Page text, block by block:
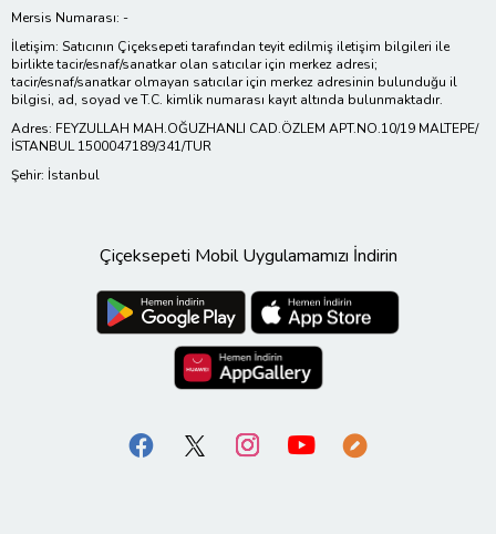
Mersis Numarası: -
İletişim: Satıcının Çiçeksepeti tarafından teyit edilmiş iletişim bilgileri ile
birlikte tacir/esnaf/sanatkar olan satıcılar için merkez adresi;
tacir/esnaf/sanatkar olmayan satıcılar için merkez adresinin bulunduğu il
bilgisi, ad, soyad ve T.C. kimlik numarası kayıt altında bulunmaktadır.
Adres: FEYZULLAH MAH.OĞUZHANLI CAD.ÖZLEM APT.NO.10/19 MALTEPE/
İSTANBUL 1500047189/341/TUR
Şehir: İstanbul
Çiçeksepeti Mobil Uygulamamızı İndirin